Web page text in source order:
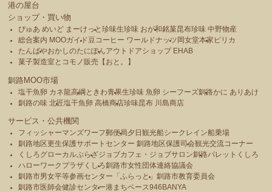
港の屋台
ショップ・買い物
ぴゅあ めいど まーけっと珍味生珍味 おが和銘菓昆布珍味 中野物産
総合案内 MOOガイド豆コーヒー ワールドナッツ 岡女堂本家 ピリカ
たんばやおかしのたにぽんアウトドアショップ EHAB
菓子製造室とコモノ販売【おと。】
釧路MOO市場
塩干魚卵 カネ龍高綱 ときわ青果生珍味 魚卵 シーフーズ釧路かに ありあけ
釧路の味 北匠塩干魚卵 高橋商店珍味昆布 川島商店
サービス・公共機関
フィッシャーマンズワーフ郵便局夕日観光船シークレイン船乗場
釧路地区更生保護サポートセンター 釧路地区保護司会観光交流コーナー
くしろグローカルぷらざジョブカフェ・ジョブサロン釧路パレットくしろ
ハローワークプラザくしろ釧路市女性団体連絡協議会
釧路市男女平等参画センター「ふらっと」釧路市教育委員会
釧路市医師会健診センター港まちベース946BANYA